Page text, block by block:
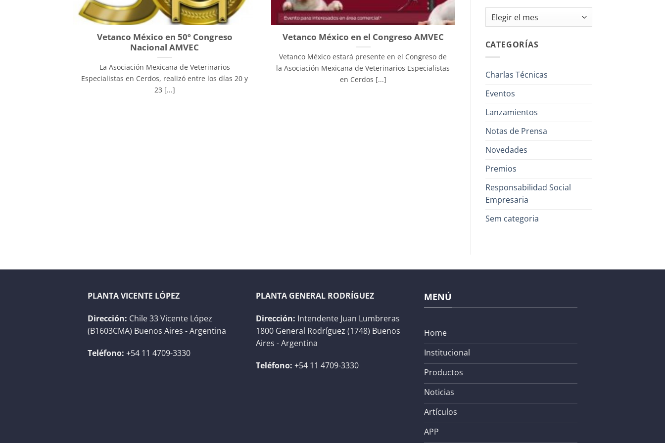
Vetanco México en 50º Congreso
Nacional AMVEC
La Asociación Mexicana de Veterinarios
Especialistas en Cerdos, realizó entre los días 20 y
23 [...]
Vetanco México en el Congreso AMVEC
Vetanco México estará presente en el Congreso de
la Asociación Mexicana de Veterinarios Especialistas
en Cerdos [...]
Archivos
CATEGORÍAS
Charlas Técnicas
Eventos
Lanzamientos
Notas de Prensa
Novedades
Premios
Responsabilidad Social
Empresaria
Sem categoria
PLANTA VICENTE LÓPEZ
Dirección: Chile 33 Vicente López
(B1603CMA) Buenos Aires - Argentina
Teléfono: +54 11 4709-3330
PLANTA GENERAL RODRÍGUEZ
Dirección: Intendente Juan Lumbreras
1800 General Rodríguez (1748) Buenos
Aires - Argentina
Teléfono: +54 11 4709-3330
MENÚ
Home
Institucional
Productos
Noticias
Artículos
APP